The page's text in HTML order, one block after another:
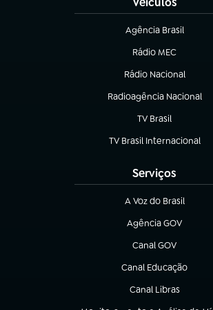
Agência Brasil
(abre em nova aba)
Rádio MEC
Rádio Nacional
(abre em nova aba)
Radioagência Nacional
(abre em nova aba)
TV Brasil
(abre em nova aba)
TV Brasil Internacional
(abre em nova aba)
Serviços
A Voz do Brasil
(abre em nova aba)
Agência GOV
(abre em nova aba)
Canal GOV
(abre em nova aba)
Canal Educação
(abre em nova aba)
Canal Libras
(abre em nova aba)